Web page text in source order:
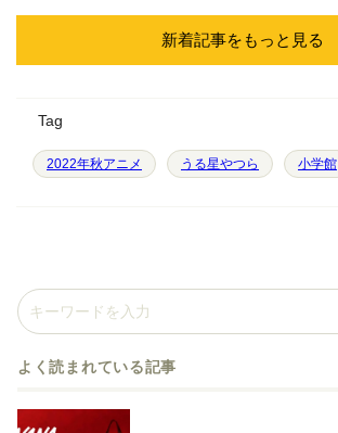
新着記事をもっと見る
Tag
2022年秋アニメ うる星やつら 小学館
よく読まれている記事